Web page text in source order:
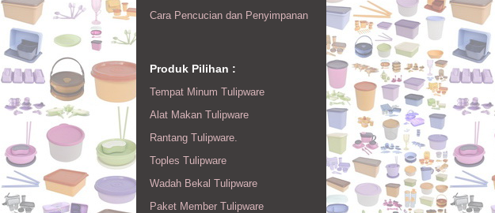
Cara Pencucian dan Penyimpanan
Produk Pilihan :
Tempat Minum Tulipware
Alat Makan Tulipware
Rantang Tulipware.
Toples Tulipware
Wadah Bekal Tulipware
Paket Member Tulipware